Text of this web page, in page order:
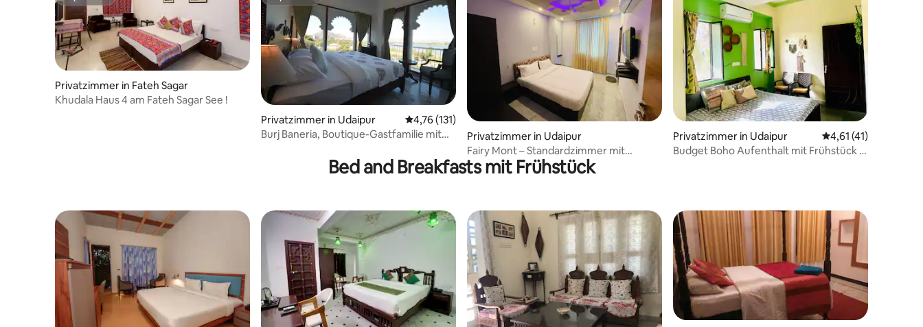
Privatzimmer in Fateh Sagar
Khudala Haus 4 am Fateh Sagar See !
Privatzimmer in Udaipur Durchschnittliche Bewertung: 4,76 von 5, 131 Bewertungen
4,76 (131)
Burj Baneria, Boutique-Gastfamilie mit
Privatzimmer in Udaipur
Fairy Mont – Standardzimmer mit
Klimaanlage und WLAN
Privatzimmer in Udaipur Durchschnittliche
4,61 (41)
Budget Boho Aufenthalt mit Frühstück in
Bed and Breakfasts mit Frühstück